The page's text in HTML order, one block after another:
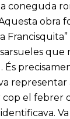
coneguda
obra
que
representar
el febrer